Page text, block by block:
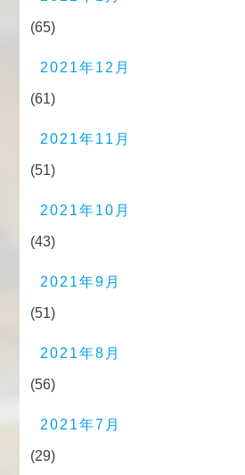
(65)
2021年12月
(61)
2021年11月
(51)
2021年10月
(43)
2021年9月
(51)
2021年8月
(56)
2021年7月
(29)